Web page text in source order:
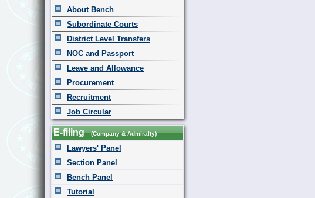
About Bench
Subordinate Courts
District Level Transfers
NOC and Passport
Leave and Allowance
Procurement
Recruitment
Job Circular
E-filing (Company & Admiralty)
Lawyers' Panel
Section Panel
Bench Panel
Tutorial